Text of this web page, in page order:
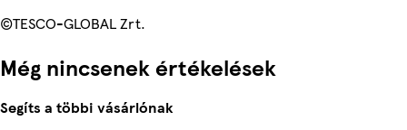
©TESCO-GLOBAL Zrt.
Még nincsenek értékelések
Segíts a többi vásárlónak